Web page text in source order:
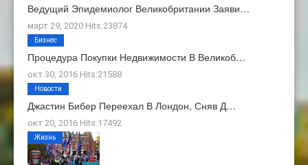
Ведущий Эпидемиолог Великобритании Заяви…
март 29, 2020 Hits:23874
Процедура Покупки Недвижимости В Великоб…
окт 30, 2016 Hits:21588
Бизнес
Джастин Бибер Переехал В Лондон, Сняв Д…
окт 20, 2016 Hits:17492
Новости
Жизнь